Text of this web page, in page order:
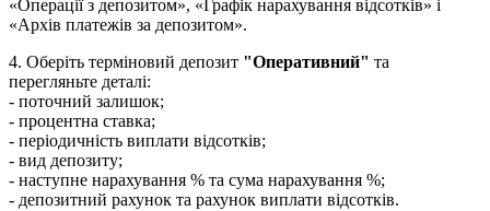
4. Оберіть терміновий депозит "Оперативний" та
перегляньте деталі:
- поточний залишок;
- процентна ставка;
- періодичність виплати відсотків;
- вид депозиту;
- наступне нарахування % та сума нарахування %;
- депозитний рахунок та рахунок виплати відсотків.